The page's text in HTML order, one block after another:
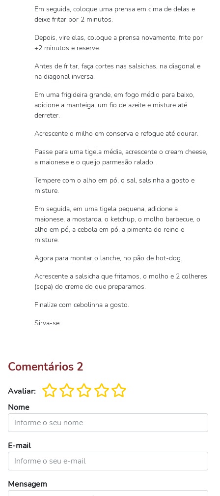
Em seguida, coloque uma prensa em cima de delas e
deixe fritar por 2 minutos.
Depois, vire elas, coloque a prensa novamente, frite por
+2 minutos e reserve.
Antes de fritar, faça cortes nas salsichas, na diagonal e
na diagonal inversa.
Em uma frigideira grande, em fogo médio para baixo,
adicione a manteiga, um fio de azeite e misture até
derreter.
Acrescente o milho em conserva e refogue até dourar.
Passe para uma tigela média, acrescente o cream cheese,
a maionese e o queijo parmesão ralado.
Tempere com o alho em pó, o sal, salsinha a gosto e
misture.
Em seguida, em uma tigela pequena, adicione a
maionese, a mostarda, o ketchup, o molho barbecue, o
alho em pó, a cebola em pó, a pimenta do reino e
misture.
Agora para montar o lanche, no pão de hot-dog.
Acrescente a salsicha que fritamos, o molho e 2 colheres
(sopa) do creme do que preparamos.
Finalize com cebolinha a gosto.
Sirva-se.
Comentários 2
Avaliar:
Nome
E-mail
Mensagem